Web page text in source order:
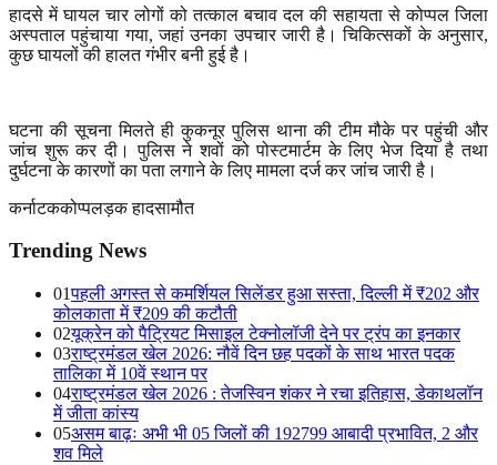
हादसे में घायल चार लोगों को तत्काल बचाव दल की सहायता से कोप्पल जिला
अस्पताल पहुंचाया गया,जहां उनका उपचार जारी है। चिकित्सकों के अनुसार,
कुछ घायलों की हालत गंभीर बनी हुई है।
घटना की सूचना मिलते ही कुकनूर पुलिस थाना की टीम मौके पर पहुंची और
जांच शुरू कर दी। पुलिस ने शवों को पोस्टमार्टम के लिए भेज दिया है तथा
दुर्घटना के कारणों का पता लगाने के लिए मामला दर्ज कर जांच जारी है।
कर्नाटककोप्पलड़क हादसामौत
Trending News
01पहली अगस्त से कमर्शियल सिलेंडर हुआ सस्ता, दिल्ली में ₹202 और
कोलकाता में ₹209 की कटौती
02यूक्रेन को पैट्रियट मिसाइल टेक्नोलॉजी देने पर ट्रंप का इनकार
03राष्ट्रमंडल खेल 2026: नौवें दिन छह पदकों के साथ भारत पदक
तालिका में 10वें स्थान पर
04राष्ट्रमंडल खेल 2026 : तेजस्विन शंकर ने रचा इतिहास, डेकाथलॉन
में जीता कांस्य
05असम बाढ़ः अभी भी 05 जिलों की 192799 आबादी प्रभावित, 2 और
शव मिले